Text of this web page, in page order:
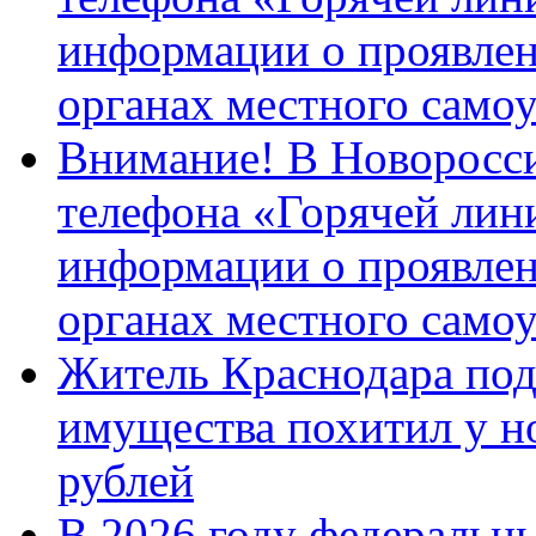
информации о
органах местного
Внимание! В
телефона «Горячей
информации о
органах местного
Житель Краснодара
имущества похитил у
рублей